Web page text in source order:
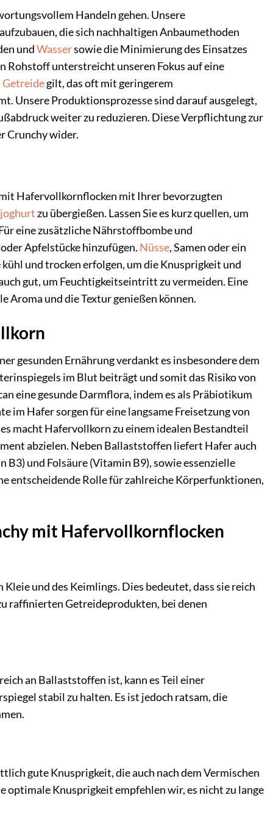
Handeln gehen. Unsere
die sich nachhaltigen Anbaumethoden
undWassersowie die Minimierung des Einsatzes
Rohstoff unterstreicht unseren Fokus auf eine
Getreidegilt, das oft mit geringerem
Unsere Produktionsprozesse sind darauf ausgelegt,
weiter zu reduzieren. Diese Verpflichtung zur
Crunchy wider.
Hafervollkornflocken mit Ihrer bevorzugten
zu übergießen. Lassen Sie es kurz quellen, um
eine zusätzliche Nährstoffbombe und
Apfelstücke hinzufügen. Nüsse, Samen oder ein
und trocken erfolgen, um die Knusprigkeit und
gut, um Feuchtigkeitseintritt zu vermeiden. Eine
Aroma und die Textur genießen können.
gesunden Ernährung verdankt es insbesondere dem
im Blut beiträgt und somit das Risiko von
eine gesunde Darmflora, indem es als Präbiotikum
im Hafer sorgen für eine langsame Freisetzung von
macht Hafervollkorn zu einem idealen Bestandteil
abzielen. Neben Ballaststoffen liefert Hafer auch
und Folsäure (Vitamin B9), sowie essenzielle
entscheidende Rolle für zahlreiche Körperfunktionen,
mit Hafervollkornflocken
und des Keimlings. Dies bedeutet, dass sie reich
raffinierten Getreideprodukten, bei denen
an Ballaststoffen ist, kann es Teil einer
stabil zu halten. Es ist jedoch ratsam, die
gute Knusprigkeit, die auch nach dem Vermischen
Knusprigkeit empfehlen wir, es nicht zu lange